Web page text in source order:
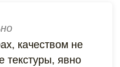
качеством не
текстуры, явно